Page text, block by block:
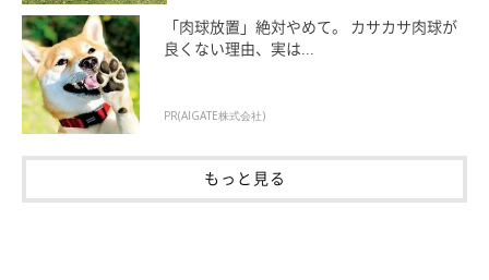
「肉球放置」絶対やめて。 カサカサ肉球が
良くない理由、実は...
PR(AIGATE株式会社)
もっと見る